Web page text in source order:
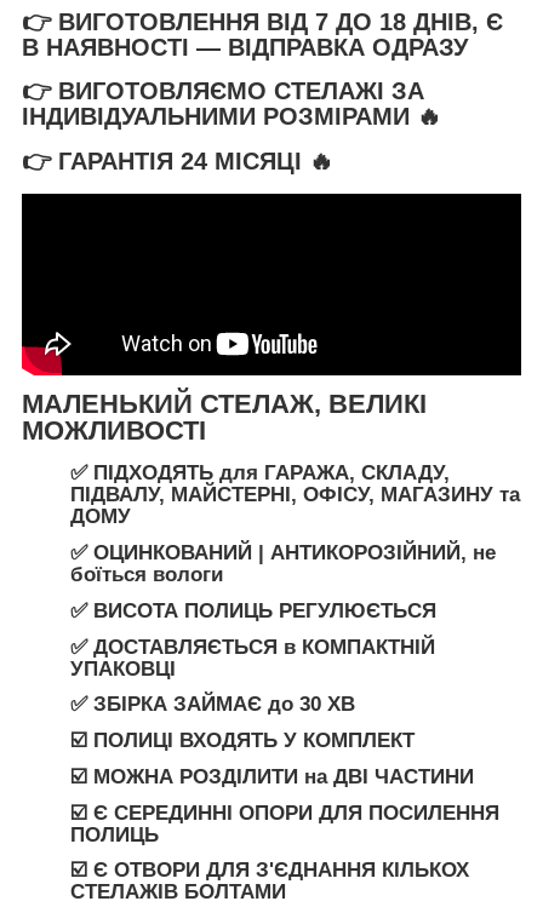
👉 ВИГОТОВЛЕННЯ ВІД 7 ДО 18 ДНІВ, Є
В НАЯВНОСТІ — ВІДПРАВКА ОДРАЗУ
👉 ВИГОТОВЛЯЄМО СТЕЛАЖІ ЗА
ІНДИВІДУАЛЬНИМИ РОЗМІРАМИ 🔥
👉 ГАРАНТІЯ 24 МІСЯЦІ 🔥
МАЛЕНЬКИЙ СТЕЛАЖ, ВЕЛИКІ
МОЖЛИВОСТІ
✅ ПІДХОДЯТЬ для ГАРАЖА, СКЛАДУ,
ПІДВАЛУ, МАЙСТЕРНІ , ОФІСУ, МАГАЗИНУ та
ДОМУ
✅ ОЦИНКОВАНИЙ | АНТИКОРОЗІЙНИЙ, не
боїться вологи
✅ ВИСОТА ПОЛИЦЬ РЕГУЛЮЄТЬСЯ
✅ ДОСТАВЛЯЄТЬСЯ в КОМПАКТНІЙ
УПАКОВЦІ
✅ ЗБІРКА ЗАЙМАЄ до 30 ХВ
☑️ ПОЛИЦІ ВХОДЯТЬ У КОМПЛЕКТ
☑️ МОЖНА РОЗДІЛИТИ наДВІ ЧАСТИНИ
☑️ Є СЕРЕДИННІ ОПОРИ ДЛЯ ПОСИЛЕННЯ
ПОЛИЦЬ
☑️ Є ОТВОРИ ДЛЯ З'ЄДНАННЯ КІЛЬКОХ
СТЕЛАЖІВ БОЛТАМИ